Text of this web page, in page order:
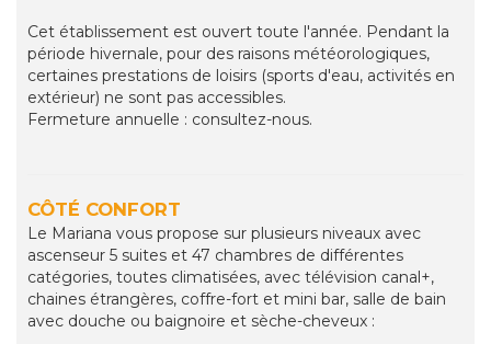
Cet établissement est ouvert toute l'année. Pendant la
période hivernale, pour des raisons météorologiques,
certaines prestations de loisirs (sports d'eau, activités en
extérieur) ne sont pas accessibles.
Fermeture annuelle : consultez-nous.
CÔTÉ CONFORT
Le Mariana vous propose sur plusieurs niveaux avec
ascenseur 5 suites et 47 chambres de différentes
catégories, toutes climatisées, avec télévision canal+,
chaines étrangères, coffre-fort et mini bar, salle de bain
avec douche ou baignoire et sèche-cheveux :